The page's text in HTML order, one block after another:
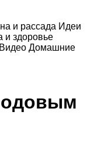
и рассада Идеи
и здоровье
Видео Домашние